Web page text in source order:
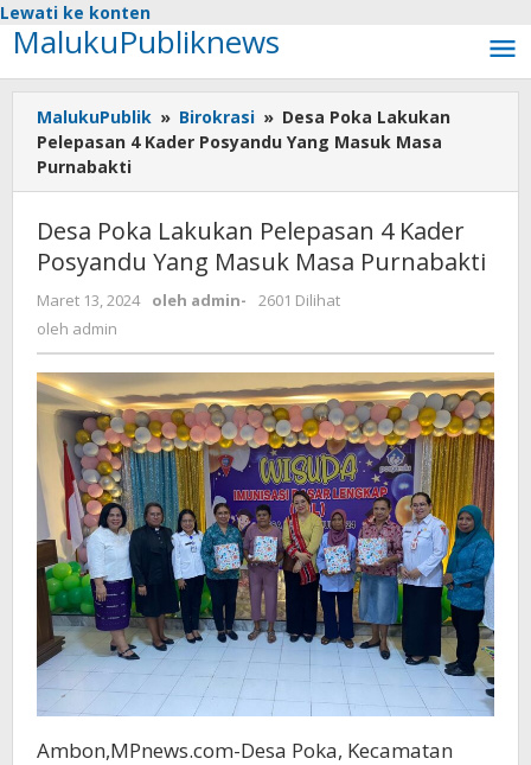
Lewati ke konten
MalukuPubliknews
MalukuPublik » Birokrasi » Desa Poka Lakukan
Pelepasan 4 Kader Posyandu Yang Masuk Masa
Purnabakti
Desa Poka Lakukan Pelepasan 4 Kader
Posyandu Yang Masuk Masa Purnabakti
Maret 13, 2024 oleh admin-
2601 Dilihat
oleh admin
Ambon,MPnews.com-Desa Poka, Kecamatan